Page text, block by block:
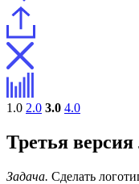
1.0 2.0 3.0 4.0
Третья
Задача. Сделать